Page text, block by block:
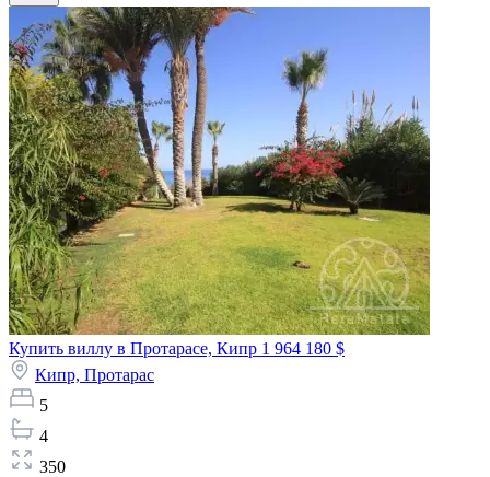
Купить виллу в Протарасе, Кипр 1 964 180 $
Кипр, Протарас
5
4
350